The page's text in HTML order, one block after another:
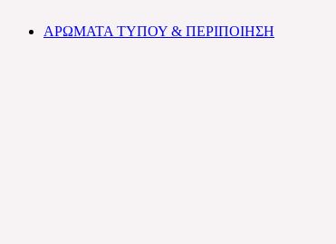
ΑΡΩΜΑΤΑ ΤΥΠΟΥ & ΠΕΡΙΠΟΙΗΣΗ